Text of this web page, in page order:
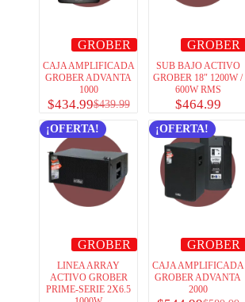
GROBER
CAJA AMPLIFICADA
GROBER ADVANTA
1000
$439.99
$434.99
GROBER
SUB BAJO ACTIVO
GROBER 18″ 1200W /
600W RMS
$464.99
¡OFERTA!
GROBER
LINEA ARRAY
ACTIVO GROBER
PRIME-SERIE 2X6.5
¡OFERTA!
GROBER
CAJA AMPLIFICADA
GROBER ADVANTA
2000